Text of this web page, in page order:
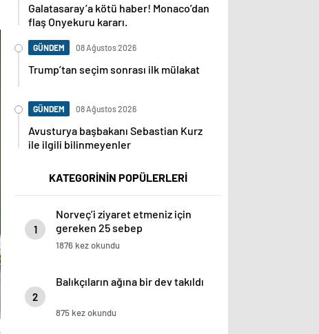
Galatasaray’a kötü haber! Monaco’dan
flaş Onyekuru kararı.
GÜNDEM 08 Ağustos 2026
Trump’tan seçim sonrası ilk mülakat
GÜNDEM 08 Ağustos 2026
Avusturya başbakanı Sebastian Kurz
ile ilgili bilinmeyenler
KATEGORİNİN POPÜLERLERİ
1
Norveç’i ziyaret etmeniz için
gereken 25 sebep
1876 kez okundu
2
Balıkçıların ağına bir dev takıldı
875 kez okundu